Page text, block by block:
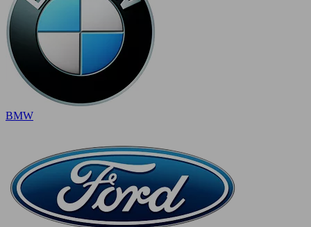
BMW